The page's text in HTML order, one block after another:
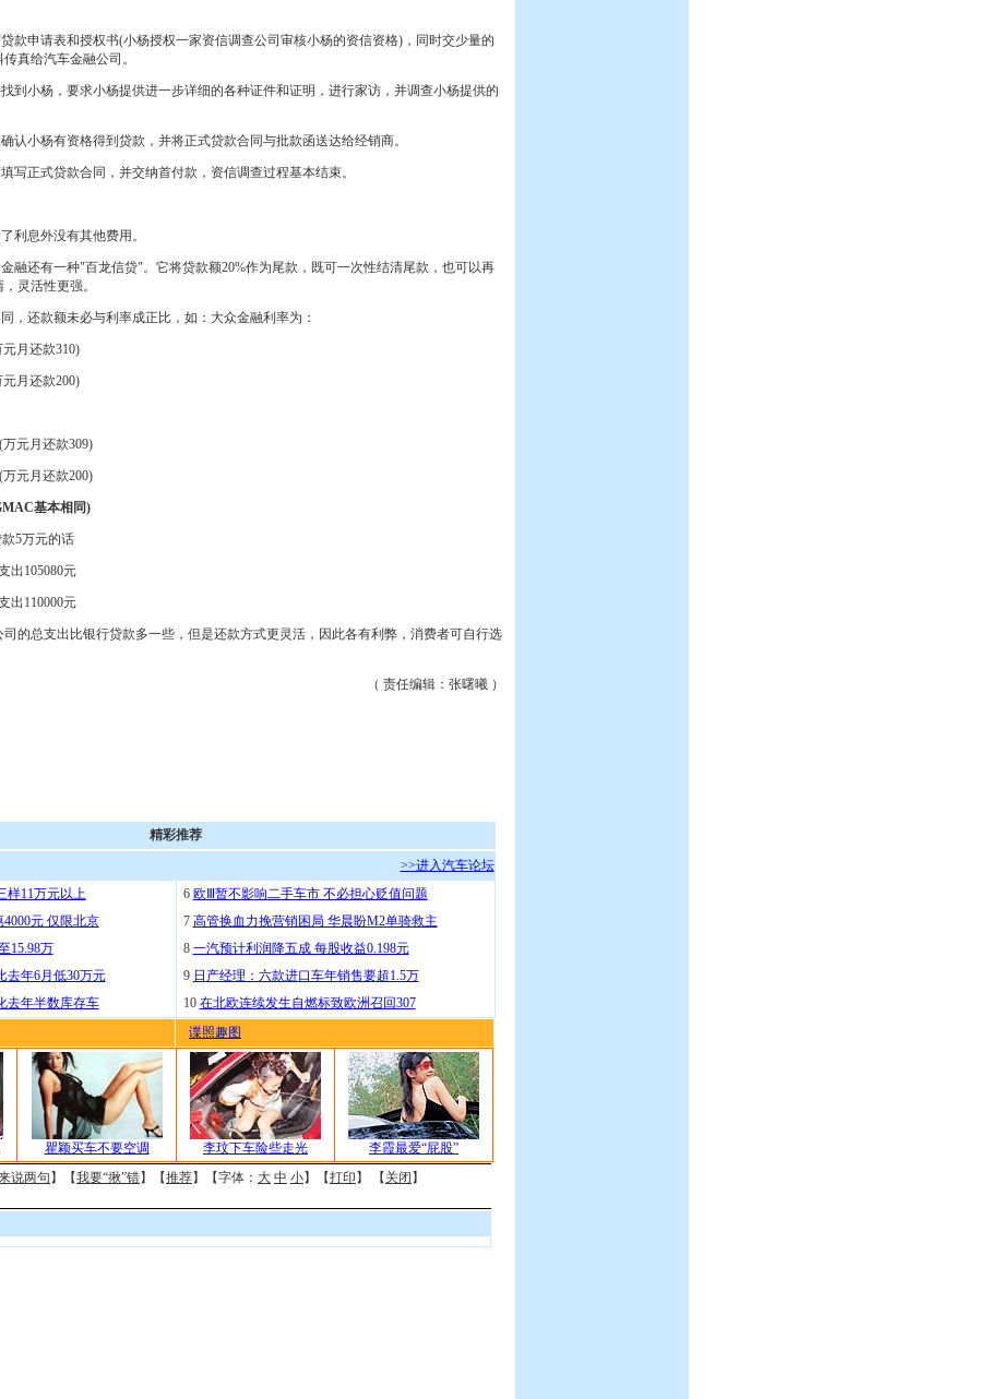
申请表和授权书(小杨授权一家资信调查公司审核小杨的资信资格)，同时交少量的
真给汽车金融公司。
小杨，要求小杨提供进一步详细的各种证件和证明，进行家访，并调查小杨提供的
小杨有资格得到贷款，并将正式贷款合同与批款函送达给经销商。
正式贷款合同，并交纳首付款，资信调查过程基本结束。
息外没有其他费用。
还有一种"百龙信贷"。它将贷款额20%作为尾款，既可一次性结清尾款，也可以再
灵活性更强。
还款额未必与利率成正比，如：大众金融利率为：
月还款310)
月还款200)
元月还款309)
元月还款200)
基本相同)
5万元的话
105080元
110000元
总支出比银行贷款多一些，但是还款方式更灵活，因此各有利弊，消费者可自行选
（ 责任编辑：张曙曦 ）
精彩推荐
>>进入汽车论坛
样11万元以上
元 仅限北京
15.98万
去年6月低30万元
去年半数库存车
6 欧Ⅲ暂不影响二手车市 不必担心贬值问题
7 高管换血力挽营销困局 华晨盼M2单骑救主
8 一汽预计利润降五成 每股收益0.198元
9 日产经理：六款进口车年销售要超1.5万
10 在北欧连续发生自燃标致欧洲召回307
谍照趣图
瞿颖买车不要空调 李玟下车险些走光
李霞最爱“屁股”
说两句 】【我要“揪”错】【推荐】【字体： 大 中 小】【打印 】 【 关闭 】